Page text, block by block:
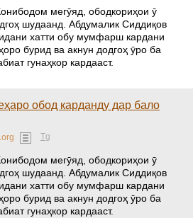
мегӯяд, ободкориҳои ӯ
шудаанд. Абдумалик Сиддиқов
хатти обу мумфарш кардани
бурид ва акнун додгоҳ ӯро ба
гунаҳкор кардааст.
обод карданду дар бало
Tg
мегӯяд, ободкориҳои ӯ
шудаанд. Абдумалик Сиддиқов
хатти обу мумфарш кардани
бурид ва акнун додгоҳ ӯро ба
гунаҳкор кардааст.